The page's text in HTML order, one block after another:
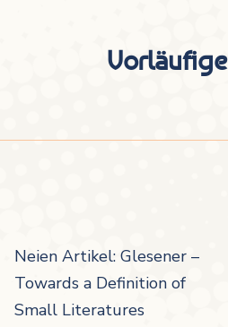
Nächster
Neien Artikel: Glesener –
Towards a Definition of
Small Literatures